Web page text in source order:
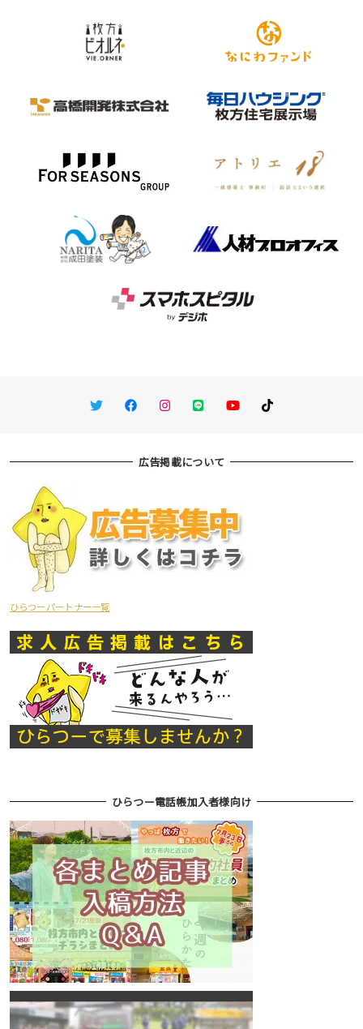
TwitterFacebookInstagram
LINE You TubeTikTok
広告掲載について
ひらつーパートナー一覧
ひらつー電話帳加入者様向け